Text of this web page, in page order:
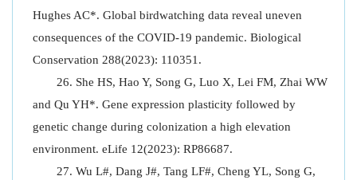
Hughes AC*. Global birdwatching data reveal uneven
consequences of the COVID-19 pandemic. Biological
Conservation 288(2023): 110351.
She HS, Hao Y, Song G, Luo X, Lei FM, Zhai WW
and Qu YH*. Gene expression plasticity followed by
genetic change during colonization a high elevation
environment. eLife 12(2023): RP86687.
Wu L#, Dang J#, Tang LF#, Cheng YL, Song G,